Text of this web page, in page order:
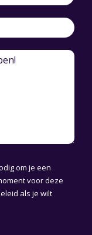
om je een
voor deze
als je wilt